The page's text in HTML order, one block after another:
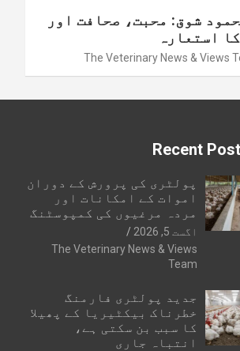
شوق: محبت، صحافت اور
استعارہ
The Veterinary News & Views
Recent
پولٹری کی پرورش کے دوران
اموات کے امکانات اور
مردہ مرغیوں کی کمپوسٹنگ
اگست 5, 2026
The Veterinary News & Views
Team
جدید پولٹری فارمنگ
خطرناک بیکٹیریا کے پھیلا
کا سبب بن سکتی ہے،
انتباہ جاری